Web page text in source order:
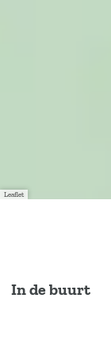
In de buurt
Leaflet